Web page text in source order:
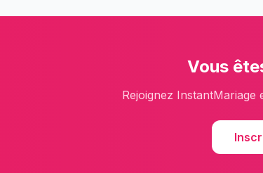
Vous
Rejoignez InstantMariage